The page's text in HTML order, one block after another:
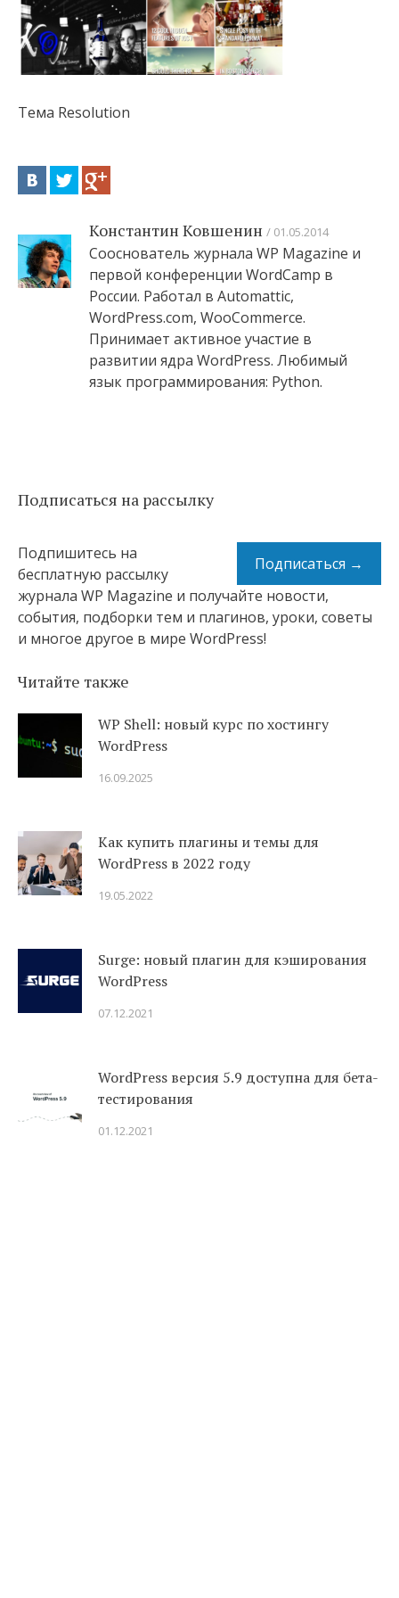
Тема Resolution
Константин Ковшенин 01.05.2014
Сооснователь журнала WP Magazine и
первой конференции WordCamp в
России. Работал в Automattic,
WordPress.com, WooCommerce.
Принимает активное участие в
развитии ядра WordPress. Любимый
язык программирования: Python.
Подписаться на рассылку
Подписаться →
Подпишитесь на
бесплатную рассылку
журнала WP Magazine и получайте новости,
события, подборки тем и плагинов, уроки, советы
и многое другое в мире WordPress!
Читайте также
WP Shell: новый курс по хостингу
WordPress
16.09.2025
Как купить плагины и темы для
WordPress в 2022 году
19.05.2022
Surge: новый плагин для кэширования
WordPress
07.12.2021
WordPress версия 5.9 доступна для бета-
тестирования
01.12.2021